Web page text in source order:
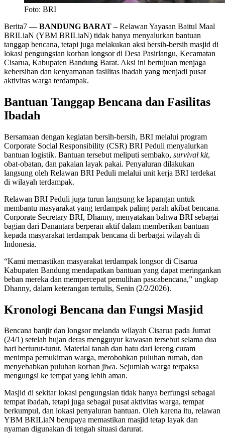
Foto: BRI
Berita7 — BANDUNG BARAT – Relawan Yayasan Baitul Maal
BRILiaN (YBM BRILiaN) tidak hanya menyalurkan bantuan
tanggap bencana, tetapi juga melakukan aksi bersih-bersih masjid di
lokasi pengungsian korban longsor di Desa Pasirlangu, Kecamatan
Cisarua, Kabupaten Bandung Barat. Aksi ini bertujuan menjaga
kebersihan dan kenyamanan fasilitas ibadah yang menjadi pusat
aktivitas warga terdampak.
Bantuan Tanggap Bencana dan Fasilitas
Ibadah
Bersamaan dengan kegiatan bersih-bersih, BRI melalui program
Corporate Social Responsibility (CSR) BRI Peduli menyalurkan
bantuan logistik. Bantuan tersebut meliputi sembako, survival kit,
obat-obatan, dan pakaian layak pakai. Penyaluran dilakukan
langsung oleh Relawan BRI Peduli melalui unit kerja BRI terdekat
di wilayah terdampak.
Relawan BRI Peduli juga turun langsung ke lapangan untuk
membantu masyarakat yang terdampak paling parah akibat bencana.
Corporate Secretary BRI, Dhanny, menyatakan bahwa BRI sebagai
bagian dari Danantara berperan aktif dalam memberikan bantuan
kepada masyarakat terdampak bencana di berbagai wilayah di
Indonesia.
“Kami memastikan masyarakat terdampak longsor di Cisarua
Kabupaten Bandung mendapatkan bantuan yang dapat meringankan
beban mereka dan mempercepat pemulihan pascabencana,” ungkap
Dhanny, dalam keterangan tertulis, Senin (2/2/2026).
Kronologi Bencana dan Fungsi Masjid
Bencana banjir dan longsor melanda wilayah Cisarua pada Jumat
(24/1) setelah hujan deras mengguyur kawasan tersebut selama dua
hari berturut-turut. Material tanah dan batu dari lereng curam
menimpa pemukiman warga, merobohkan puluhan rumah, dan
menyebabkan puluhan korban jiwa. Sejumlah warga terpaksa
mengungsi ke tempat yang lebih aman.
Masjid di sekitar lokasi pengungsian tidak hanya berfungsi sebagai
tempat ibadah, tetapi juga sebagai pusat aktivitas warga, tempat
berkumpul, dan lokasi penyaluran bantuan. Oleh karena itu, relawan
YBM BRILiaN berupaya memastikan masjid tetap layak dan
nyaman digunakan di tengah situasi darurat.